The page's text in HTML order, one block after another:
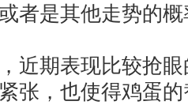
者是其他走势的
期表现比较抢眼
张，也使得鸡蛋